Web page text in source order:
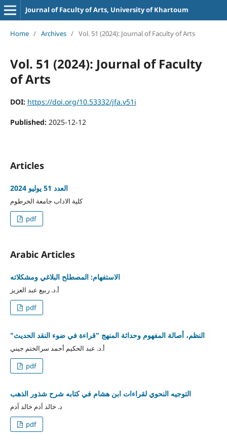
Journal of Faculty of Arts, University of Khartoum
Home / Archives / Vol. 51 (2024): Journal of Faculty of Arts
Vol. 51 (2024): Journal of Faculty
of Arts
DOI: https://doi.org/10.53332/jfa.v51i
Published: 2025-12-12
Articles
العدد 51 يوليو 2024
كلية الاداب جامعة الخرطوم
pdf
Arabic Articles
الاستفهام: المصطلح البلاغي ومشكلاته
أ.د. ربيع عبد العزيز
pdf
"النظم، أصالة المفهوم وحداثة المنهج "قراءة في ضوء النقد الحديث
أ.د. عبد الحكيم أحمد سرالختم جيني
pdf
التوجيه النحوي لقراءات ابن هشام في كتابه شرح شذور الذهب
د. خالد آدم خالد آدم
pdf